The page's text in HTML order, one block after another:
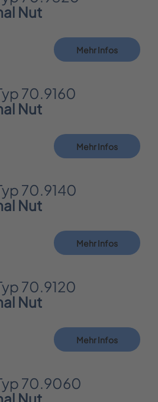
Nut
Mehr Infos
70.9160
Nut
Mehr Infos
70.9140
Nut
Mehr Infos
70.9120
Nut
Mehr Infos
70.9060